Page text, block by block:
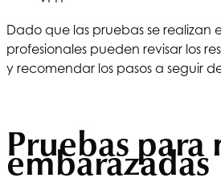
Dado que las pruebas se realizan
profesionales pueden revisar los
y recomendar los pasos a seguir
Pruebas para
embarazadas